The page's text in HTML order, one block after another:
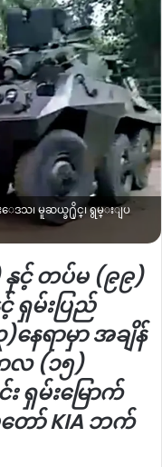
းေဒသ၊ မူဆယ္ခ႐ိုင္၊ ရွမ္းျပ
နှင့် တပ်မ (၉၉)
င့် ရှမ်းပြည်
ေရာမှာ အချိန်
လ (၁၅)
း ရှမ်းမြောက်
ော် KIA ဘက်